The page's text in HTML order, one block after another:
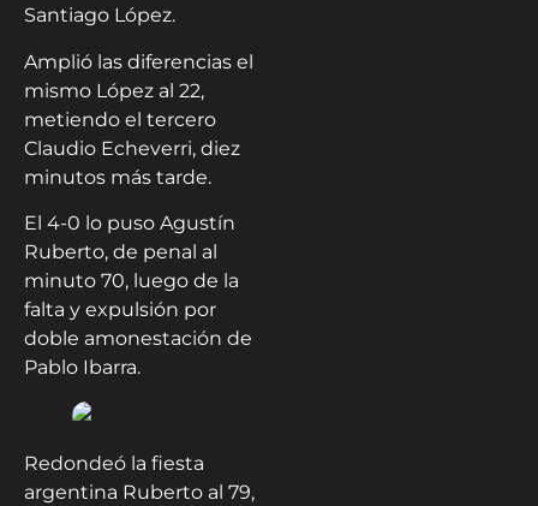
Santiago López.
Amplió las diferencias el
mismo López al 22,
metiendo el tercero
Claudio Echeverri, diez
minutos más tarde.
El 4-0 lo puso Agustín
Ruberto, de penal al
minuto 70, luego de la
falta y expulsión por
doble amonestación de
Pablo Ibarra.
Redondeó la fiesta
argentina Ruberto al 79,